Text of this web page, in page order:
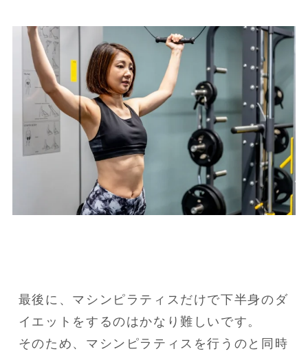
最後に、マシンピラティスだけで下半身のダ
イエットをするのはかなり難しいです。
そのため、マシンピラティスを行うのと同時